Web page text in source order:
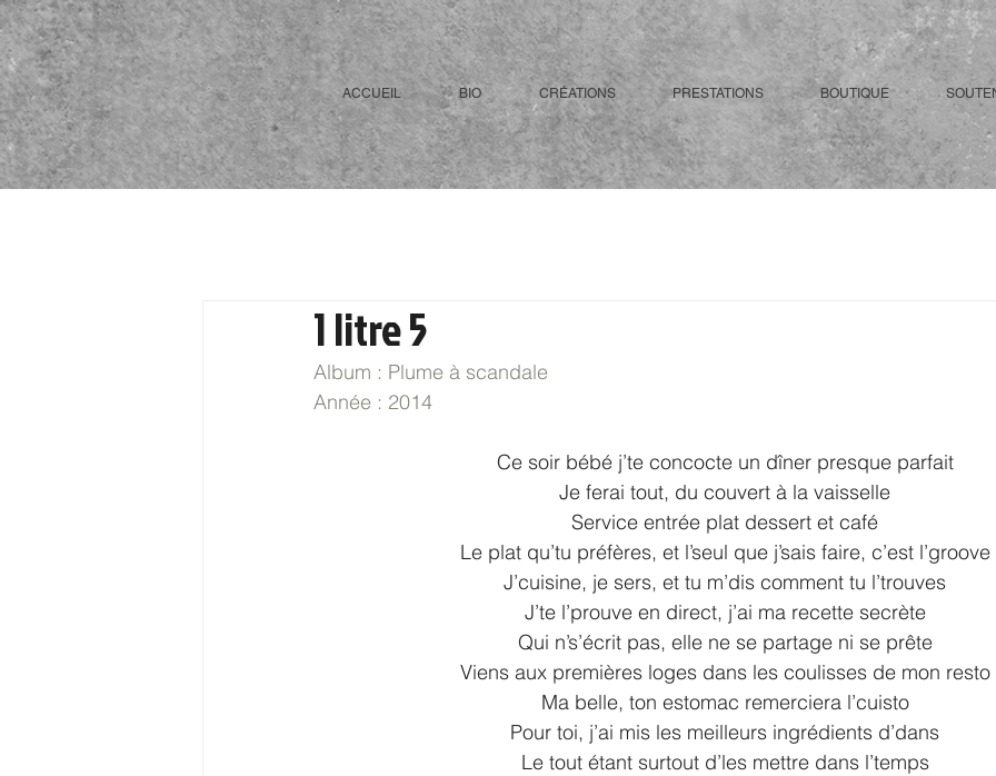
ACCUEIL BIO CRÉATIONS PRESTATIONS BOUTIQUE
1 litre 5
Album : Plume à scandale
Année : 2014
Ce soir bébé j’te concocte un dîner presque parfait
Je ferai tout, du couvert à la vaisselle
Service entrée plat dessert et café
Le plat qu’tu préfères, et l’seul que j’sais faire, c’est l’groove
J’cuisine, je sers, et tu m’dis comment tu l’trouves
J’te l’prouve en direct, j’ai ma recette secrète
Qui n’s’écrit pas, elle ne se partage ni se prête
Viens aux premières loges dans les coulisses de mon resto
Ma belle, ton estomac remerciera l’cuisto
Pour toi, j’ai mis les meilleurs ingrédients d’dans
Le tout étant surtout d’les mettre dans l’temps